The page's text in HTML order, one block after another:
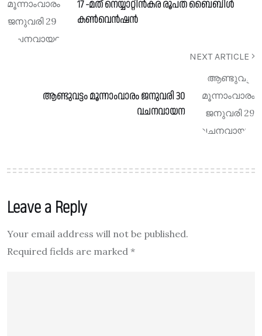
17 -മത് നെയ്യാറ്റിൻകര രൂപത ബൈബിൾ
കൺവെൻഷൻ
NEXT ARTICLE
ആണ്ടുവട്ടം മൂന്നാംവാരം ജനുവരി 30
വചനവായന
Leave a Reply
Your email address will not be published.
Required fields are marked *